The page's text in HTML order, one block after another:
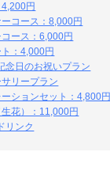
円
コース：8,000円
ース：6,000円
：4,000円
念日のお祝いプラン
リープラン
ションセット：4,800円
花）：11,000円
リンク